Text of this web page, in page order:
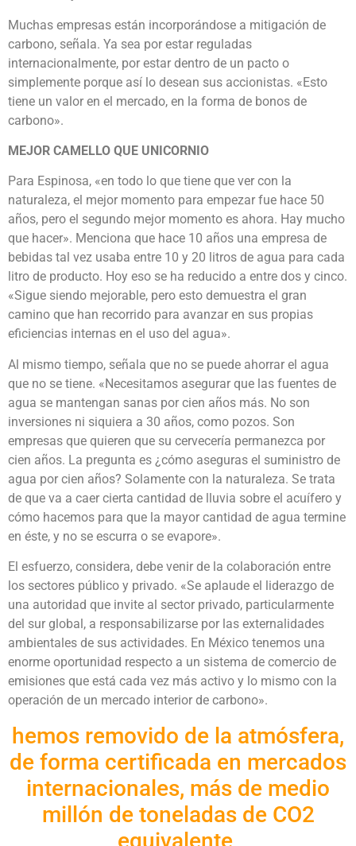
Muchas empresas están incorporándose a mitigación de
carbono, señala. Ya sea por estar reguladas
internacionalmente, por estar dentro de un pacto o
simplemente porque así lo desean sus accionistas. «Esto
tiene un valor en el mercado, en la forma de bonos de
carbono».
MEJOR CAMELLO QUE UNICORNIO
Para Espinosa, «en todo lo que tiene que ver con la
naturaleza, el mejor momento para empezar fue hace 50
años, pero el segundo mejor momento es ahora. Hay mucho
que hacer». Menciona que hace 10 años una empresa de
bebidas tal vez usaba entre 10 y 20 litros de agua para cada
litro de producto. Hoy eso se ha reducido a entre dos y cinco.
«Sigue siendo mejorable, pero esto demuestra el gran
camino que han recorrido para avanzar en sus propias
eficiencias internas en el uso del agua».
Al mismo tiempo, señala que no se puede ahorrar el agua
que no se tiene. «Necesitamos asegurar que las fuentes de
agua se mantengan sanas por cien años más. No son
inversiones ni siquiera a 30 años, como pozos. Son
empresas que quieren que su cervecería permanezca por
cien años. La pregunta es ¿cómo aseguras el suministro de
agua por cien años? Solamente con la naturaleza. Se trata
de que va a caer cierta cantidad de lluvia sobre el acuífero y
cómo hacemos para que la mayor cantidad de agua termine
en éste, y no se escurra o se evapore».
El esfuerzo, considera, debe venir de la colaboración entre
los sectores público y privado. «Se aplaude el liderazgo de
una autoridad que invite al sector privado, particularmente
del sur global, a responsabilizarse por las externalidades
ambientales de sus actividades. En México tenemos una
enorme oportunidad respecto a un sistema de comercio de
emisiones que está cada vez más activo y lo mismo con la
operación de un mercado interior de carbono».
hemos removido de la atmósfera,
de forma certificada en mercados
internacionales, más de medio
millón de toneladas de CO2